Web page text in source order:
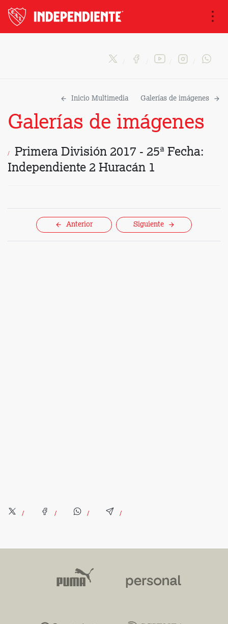
Galerías de imágenes
Inicio Multimedia
Galerías de imágenes
Primera División 2017 - 25ª Fecha:
Independiente 2 Huracán 1
Anterior Siguiente